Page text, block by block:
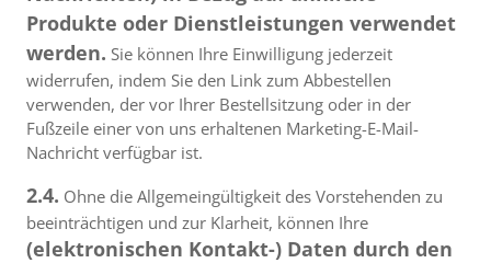
Produkte oder Dienstleistungen verwendet
werden. Sie können Ihre Einwilligung jederzeit
widerrufen, indem Sie den Link zum Abbestellen
verwenden, der vor Ihrer Bestellsitzung oder in der
Fußzeile einer von uns erhaltenen Marketing-E-Mail-
Nachricht verfügbar ist.
2.4. Ohne die Allgemeingültigkeit des Vorstehenden zu
beeinträchtigen und zur Klarheit, können Ihre
(elektronischen Kontakt-) Daten durch den